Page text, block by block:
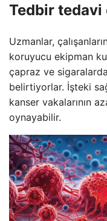
Tedbir tedavi
Uzmanlar,
koruyucu ekipman
çapraz ve
belirtiyorlar. İşteki
kanser vakalarının
oynayabilir.